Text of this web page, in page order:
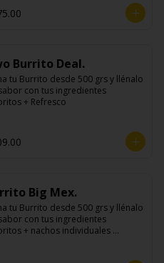
Burrito Deal.
tu Burrito desde 500 grs y llénalo
con tus ingredientes
+ Refresco
Big Mex.
tu Burrito desde 500 grs y llénalo
con tus ingredientes
+ nachos individuales